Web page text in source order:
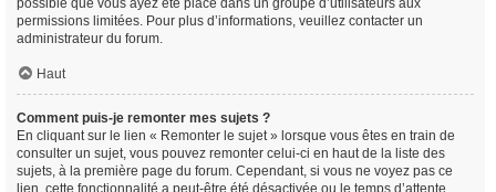
possible que vous ayez été placé dans un groupe d’utilisateurs aux
permissions limitées. Pour plus d’informations, veuillez contacter un
administrateur du forum.
Haut
Comment puis-je remonter mes sujets ?
En cliquant sur le lien « Remonter le sujet » lorsque vous êtes en train de
consulter un sujet, vous pouvez remonter celui-ci en haut de la liste des
sujets, à la première page du forum. Cependant, si vous ne voyez pas ce
lien, cette fonctionnalité a peut-être été désactivée ou le temps d’attente